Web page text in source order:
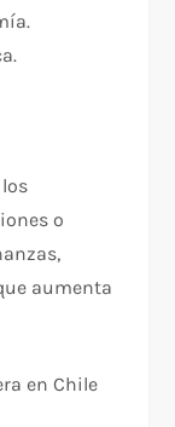
o
aumenta
en Chile